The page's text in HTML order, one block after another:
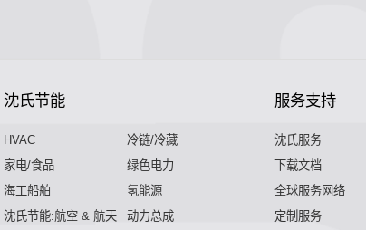
沈氏节能
HVAC
冷链/冷藏
家电/食品
绿色电力
海工船舶
氢能源
沈氏节能:航空 & 航天
动力总成
服务支持
沈氏服务
下载文档
全球服务网络
定制服务